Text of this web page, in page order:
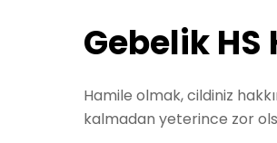
Gebelik HS
Hamile olmak, cildiniz
kalmadan yeterince zor